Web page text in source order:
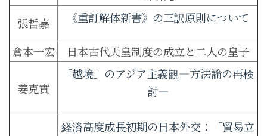
張哲嘉
《重訂解体新書》の三訳原則について
倉本一宏 日本古代天皇制度の成立と二人の皇子
姜克實
「越境」のアジア主義観―方法論の再検
討―
経済高度成長初期の日本外交：「貿易立